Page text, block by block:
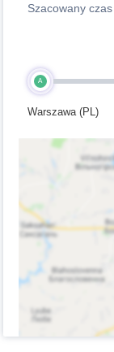
Szacowany
A
Warszawa (PL)